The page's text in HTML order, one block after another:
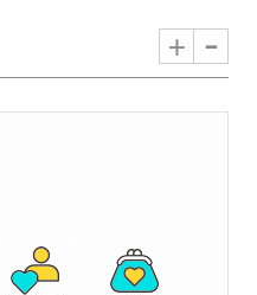
기
+ -